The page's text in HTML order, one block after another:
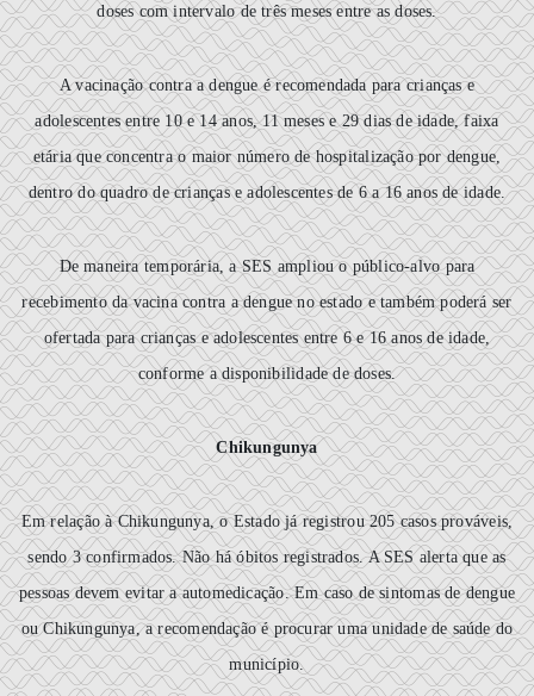
doses com intervalo de três meses entre as doses.
A vacinação contra a dengue é recomendada para crianças e
adolescentes entre 10 e 14 anos, 11 meses e 29 dias de idade, faixa
etária que concentra o maior número de hospitalização por dengue,
dentro do quadro de crianças e adolescentes de 6 a 16 anos de idade.
De maneira temporária, a SES ampliou o público-alvo para
recebimento da vacina contra a dengue no estado e também poderá ser
ofertada para crianças e adolescentes entre 6 e 16 anos de idade,
conforme a disponibilidade de doses.
Chikungunya
Em relação à Chikungunya, o Estado já registrou 205 casos prováveis,
sendo 3 confirmados. Não há óbitos registrados. A SES alerta que as
pessoas devem evitar a automedicação. Em caso de sintomas de dengue
ou Chikungunya, a recomendação é procurar uma unidade de saúde do
município.